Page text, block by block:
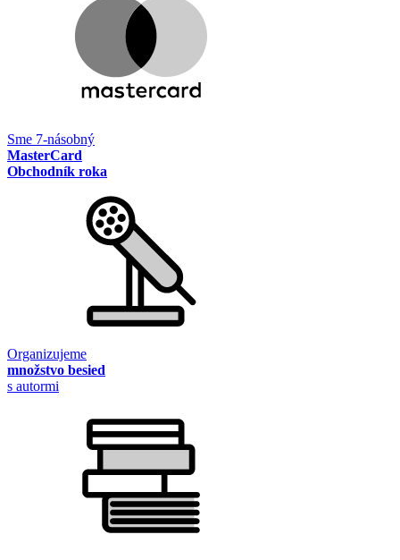
Sme 7-násobný
MasterCard
Obchodník roka
Organizujeme
množstvo besied
s autormi